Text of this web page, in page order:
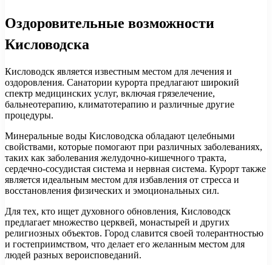
Оздоровительные возможности
Кисловодска
Кисловодск является известным местом для лечения и
оздоровления. Санатории курорта предлагают широкий
спектр медицинских услуг, включая грязелечение,
бальнеотерапию, климатотерапию и различные другие
процедуры.
Минеральные воды Кисловодска обладают целебными
свойствами, которые помогают при различных заболеваниях,
таких как заболевания желудочно-кишечного тракта,
сердечно-сосудистая система и нервная система. Курорт также
является идеальным местом для избавления от стресса и
восстановления физических и эмоциональных сил.
Для тех, кто ищет духовного обновления, Кисловодск
предлагает множество церквей, монастырей и других
религиозных объектов. Город славится своей толерантностью
и гостеприимством, что делает его желанным местом для
людей разных вероисповеданий.